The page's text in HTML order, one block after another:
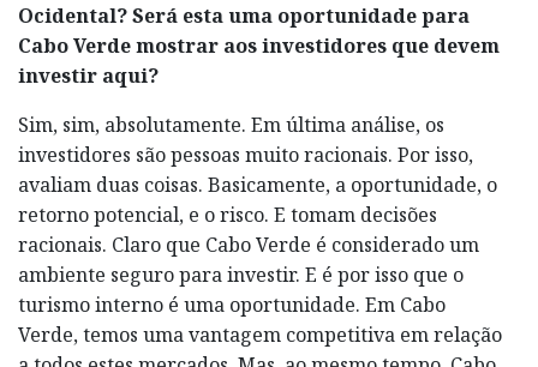
Ocidental? Será esta uma oportunidade para
Cabo Verde mostrar aos investidores que devem
investir aqui?
Sim, sim, absolutamente. Em última análise, os
investidores são pessoas muito racionais. Por isso,
avaliam duas coisas. Basicamente, a oportunidade, o
retorno potencial, e o risco. E tomam decisões
racionais. Claro que Cabo Verde é considerado um
ambiente seguro para investir. E é por isso que o
turismo interno é uma oportunidade. Em Cabo
Verde, temos uma vantagem competitiva em relação